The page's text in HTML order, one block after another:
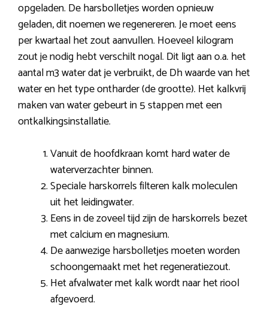
opgeladen. De harsbolletjes worden opnieuw
geladen, dit noemen we regenereren. Je moet eens
per kwartaal het zout aanvullen. Hoeveel kilogram
zout je nodig hebt verschilt nogal. Dit ligt aan o.a. het
aantal m3 water dat je verbruikt, de Dh waarde van het
water en het type ontharder (de grootte). Het kalkvrij
maken van water gebeurt in 5 stappen met een
ontkalkingsinstallatie.
Vanuit de hoofdkraan komt hard water de
waterverzachter binnen.
Speciale harskorrels filteren kalk moleculen
uit het leidingwater.
Eens in de zoveel tijd zijn de harskorrels bezet
met calcium en magnesium.
De aanwezige harsbolletjes moeten worden
schoongemaakt met het regeneratiezout.
Het afvalwater met kalk wordt naar het riool
afgevoerd.